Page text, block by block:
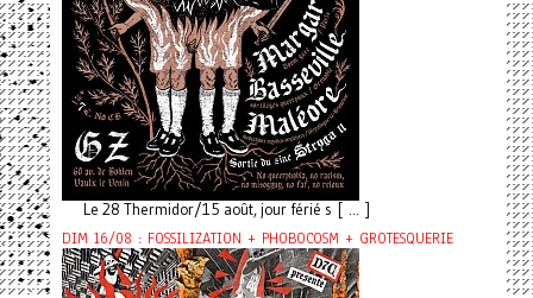
Le 28 Thermidor/15 août, jour férié s [ ... ]
DIM 16/08 : FOSSILIZATION + PHOBOCOSM + GROTESQUERIE